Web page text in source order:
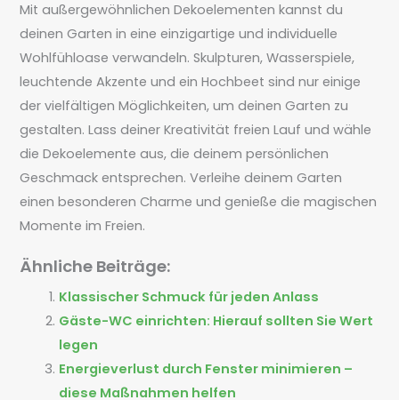
Mit außergewöhnlichen Dekoelementen kannst du
deinen Garten in eine einzigartige und individuelle
Wohlfühloase verwandeln. Skulpturen, Wasserspiele,
leuchtende Akzente und ein Hochbeet sind nur einige
der vielfältigen Möglichkeiten, um deinen Garten zu
gestalten. Lass deiner Kreativität freien Lauf und wähle
die Dekoelemente aus, die deinem persönlichen
Geschmack entsprechen. Verleihe deinem Garten
einen besonderen Charme und genieße die magischen
Momente im Freien.
Ähnliche Beiträge:
Klassischer Schmuck für jeden Anlass
Gäste-WC einrichten: Hierauf sollten Sie Wert
legen
Energieverlust durch Fenster minimieren –
diese Maßnahmen helfen